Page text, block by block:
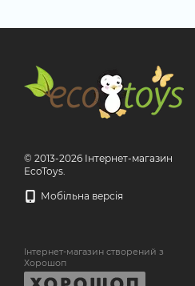
© 2013-2026 Інтернет-магазин
EcoToys.
Мобільна версія
Інтернет-магазин створений з
Хорошоп